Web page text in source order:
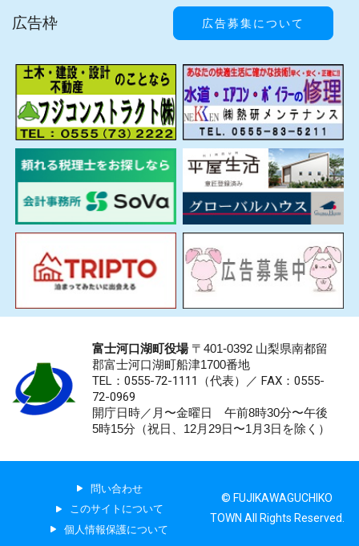
広告枠 広告募集について
富士河口湖町役場〒401-0392 山梨県南都留
郡富士河口湖町船津1700番地
TEL：0555-72-1111 （代表）／ FAX：0555-
72-0969
開庁日時／月〜金曜日 午前8時30分〜午後
5時15分（祝日、12月29日〜1月3日を除く）
問い合わせ
このサイトについて
個人情報保護について
© FUJIKAWAGUCHIKO
TOWN All Rights Reserved.